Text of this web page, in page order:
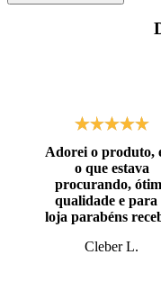
Adorei o produto,
o que estava
procurando,
qualidade e para
loja parabéns
prazo, super bem
Cleber L.